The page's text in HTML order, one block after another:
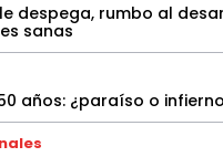
despega, rumbo al
sanas
años: ¿paraíso o